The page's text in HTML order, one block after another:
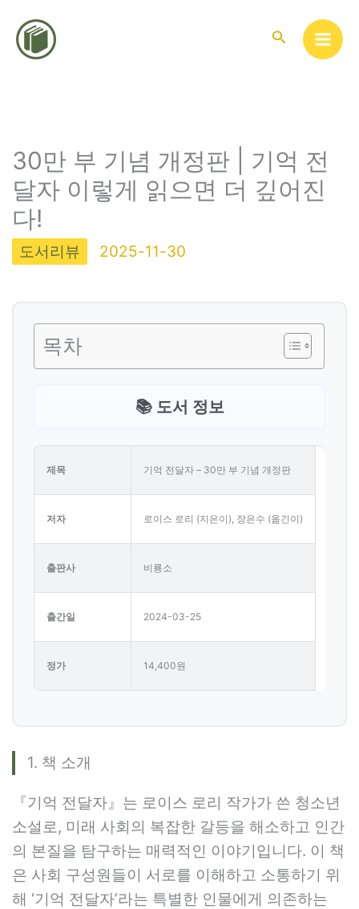
검
30만 부 기념 개정판 | 기억 전
달자 이렇게 읽으면 더 깊어진
다!
도서리뷰 2025-11-30
목차
📚 도서 정보
제목 기억 전달자 – 30만 부 기념 개정판
저자 로이스 로리 (지은이), 장은수 (옮긴이)
출판사 비룡소
출간일 2024-03-25
정가 14,400원
1. 책 소개
『기억 전달자』는 로이스 로리 작가가 쓴 청소년
소설로, 미래 사회의 복잡한 갈등을 해소하고 인간
의 본질을 탐구하는 매력적인 이야기입니다. 이 책
은 사회 구성원들이 서로를 이해하고 소통하기 위
해 ‘기억 전달자’라는 특별한 인물에게 의존하는